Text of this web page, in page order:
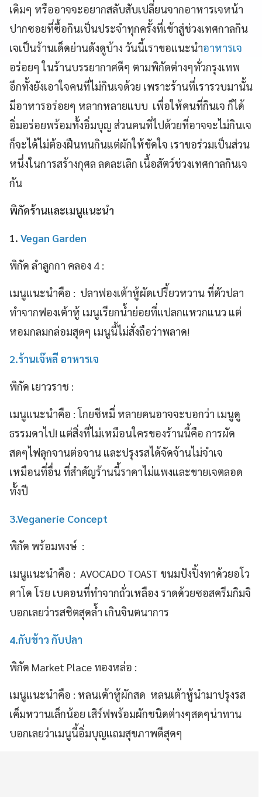
เดิมๆ หรืออาจจะอยากสลับสับเปลี่ยนจากอาหารเจหน้า
ปากซอยที่ซื้อกินเป็นประจำทุกครั้งที่เข้าสู่ช่วงเทศกาลกิน
เจเป็นร้านเด็ดย่านดังดูบ้าง วันนี้เราขอแนะนำอาหารเจ
อร่อยๆ ในร้านบรรยากาศดีๆ ตามพิกัดต่างๆทั่วกรุงเทพ
อีกทั้งยังเอาใจคนที่ไม่กินเจด้วย เพราะร้านที่เรารวบมานั้น
มีอาหารอร่อยๆ หลากหลายแบบ เพื่อให้คนที่กินเจ ก็ได้
อิ่มอร่อยพร้อมทั้งอิ่มบุญ ส่วนคนที่ไปด้วยที่อาจจะไม่กินเจ
ก็จะได้ไม่ต้องฝืนทนกินแต่ผักให้ขัดใจ เราขอร่วมเป็นส่วน
หนึ่งในการสร้างกุศล ลดละเลิก เนื้อสัตว์ช่วงเทศกาลกินเจ
กัน
พิกัดร้านและเมนูแนะนำ
1. Vegan Garden
พิกัด ลำลูกกา คลอง 4 :
เมนูแนะนำคือ : ปลาฟองเต้าหู้ผัดเปรี้ยวหวาน ที่ตัวปลา
ทำจากฟองเต้าหู้ เมนูเรียกน้ำย่อยที่แปลกแหวกแนว แต่
หอมกลมกล่อมสุดๆ เมนูนี้ไม่สั่งถือว่าพลาด!
2.ร้านเจ๊หลี อาหารเจ
พิกัด เยาวราช :
เมนูแนะนำคือ : โกยซีหมี่ หลายคนอาจจะบอกว่า เมนูดู
ธรรมดาไป! แต่สิ่งที่ไม่เหมือนใครของร้านนี้คือ การผัด
สดๆไฟลุกจานต่อจาน และปรุงรสได้จัดจ้านไม่จำเจ
เหมือนที่อื่น ที่สำคัญร้านนี้ราคาไม่แพงและขายเจตลอด
ทั้งปี
3.Veganerie Concept
พิกัด พร้อมพงษ์ :
เมนูแนะนำคือ : AVOCADO TOAST ขนมปังปิ้งทาด้วยอโว
คาโด โรย เบคอนที่ทำจากถั่วเหลือง ราดด้วยซอสครีมกิมจิ
บอกเลยว่ารสชิตสุดล้ำ เกินจินตนาการ
4.กับข้าว กับปลา
พิกัด Market Place ทองหล่อ :
เมนูแนะนำคือ : หลนเต้าหู้ผักสด หลนเต้าหู้นำมาปรุงรส
เค็มหวานเล็กน้อย เสิร์ฟพร้อมผักชนิดต่างๆสดๆน่าทาน
บอกเลยว่าเมนูนี้อิ่มบุญแถมสุขภาพดีสุดๆ